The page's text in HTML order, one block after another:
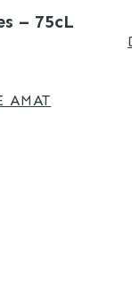
– 75cL
AMAT